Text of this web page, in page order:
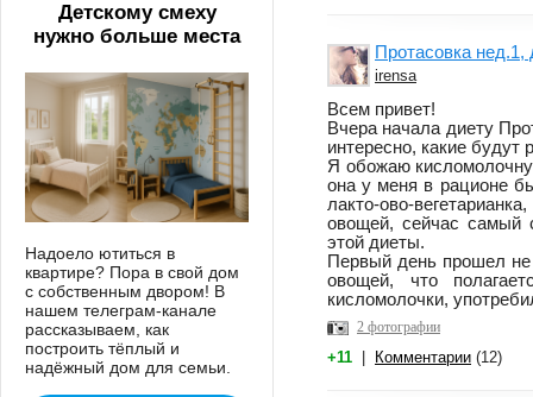
Протасовка нед.1,
irensa
Всем привет!
Вчера начала диету
интересно, какие будут
Я обожаю
она у меня в рационе
лакто-ово-
овощей, сейчас самый
этой диеты.
Первый день прошел
овощей, что
кисломолочки,
2 фотографии
+11 Комментарии (12)
Детскому смеху
нужно больше места
Надоело ютиться в
квартире? Пора в свой дом
с собственным двором! В
нашем телеграм-канале
рассказываем, как
построить тёплый и
надёжный дом для семьи.